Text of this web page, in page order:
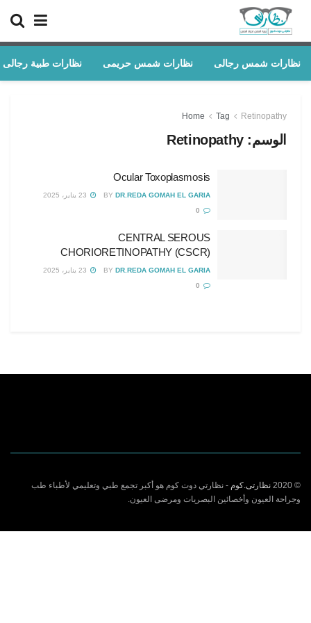
نظارات شمس رجالى نظارات شمس حريمى نظارات طبية رجالى
Home Tag Retinopathy
الوسم:Retinopathy
Ocular Toxoplasmosis
BY DR.REDA GOMAH EL GARIA
CENTRAL SEROUS
CHORIORETINOPATHY (CSCR)
BY DR.REDA GOMAH EL GARIA
© 2020 نظارتى.كوم - نظارتي دوت كوم هو أكبر تجمع طبي وتعليمي لأطباء طب
وجراحة العيون وأخصائين البصريات ومرضى العيون.